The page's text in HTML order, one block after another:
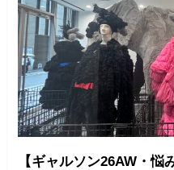
【ギャルソン26AW・